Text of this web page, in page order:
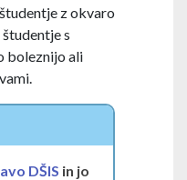
z okvaro
s
boleznijo ali
DŠIS in jo